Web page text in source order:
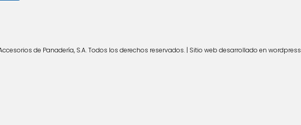
de Panadería, S.A. Todos los derechos reservados. | Sitio web desarrollado en wordpress